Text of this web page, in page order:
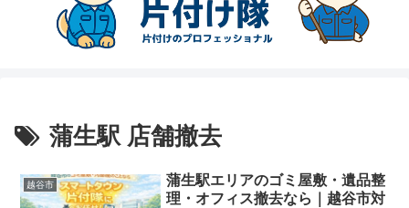
蒲生駅 店舗撤去
越谷市
蒲生駅エリアのゴミ屋敷・遺品整
理・オフィス撤去なら｜越谷市対